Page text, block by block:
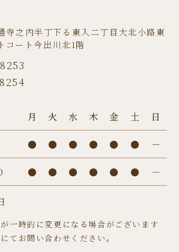
寺之内半丁下る東入二丁目大北小路東
ート今出川北1階
月 火 水 木 金 土 日
● ● ● ● ● ● －
● ● ● ● ● ● －
一時的に変更になる場合がございます
てお問い合わせください。